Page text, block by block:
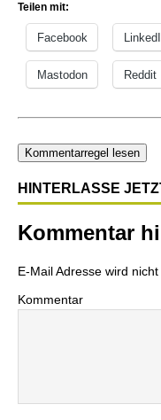
Teilen mit:
Facebook
Mastodon Reddit
Kommentarregel lesen
HINTERLASSE
Kommentar
E-Mail Adresse wird nicht
Kommentar